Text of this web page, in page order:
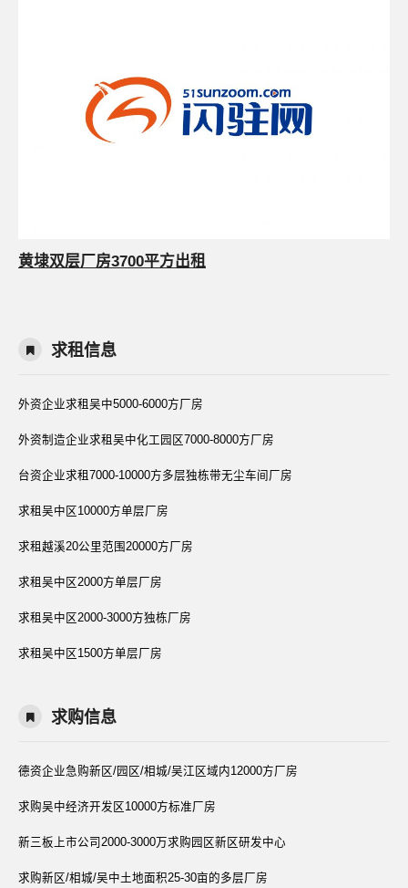
黄埭双层厂房3700平方出租
求租信息
外资企业求租吴中5000-6000方厂房
外资制造企业求租吴中化工园区7000-8000方厂房
台资企业求租7000-10000方多层独栋带无尘车间厂房
求租吴中区10000方单层厂房
求租越溪20公里范围20000方厂房
求租吴中区2000方单层厂房
求租吴中区2000-3000方独栋厂房
求租吴中区1500方单层厂房
求购信息
德资企业急购新区/园区/相城/吴江区域内12000方厂房
求购吴中经济开发区10000方标准厂房
新三板上市公司2000-3000万求购园区新区研发中心
求购新区/相城/吴中土地面积25-30亩的多层厂房